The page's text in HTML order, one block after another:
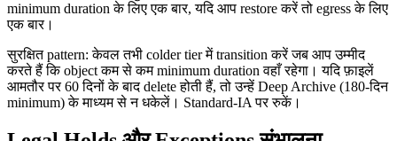
minimum duration के लिए एक बार, यदि आप restore करें तो egress के लिए
एक बार।
सुरक्षित pattern: केवल तभी colder tier में transition करें जब आप उम्मीद
करते हैं कि object कम से कम minimum duration वहाँ रहेगा। यदि फ़ाइलें
आमतौर पर 60 दिनों के बाद delete होती हैं, तो उन्हें Deep Archive (180-दिन
minimum) के माध्यम से न धकेलें। Standard-IA पर रुकें।